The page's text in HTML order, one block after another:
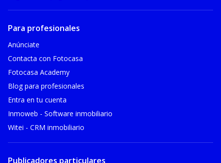
Para profesionales
Anúnciate
Contacta con Fotocasa
Fotocasa Academy
Blog para profesionales
Entra en tu cuenta
Inmoweb - Software inmobiliario
Witei - CRM inmobiliario
Publicadores particulares